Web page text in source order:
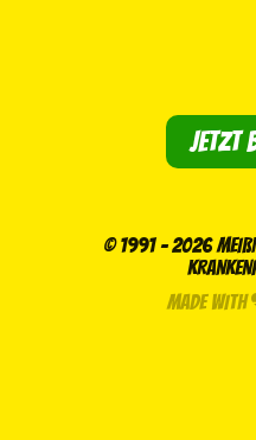
Jetzt
© 1991 - 2026
MADE WITH